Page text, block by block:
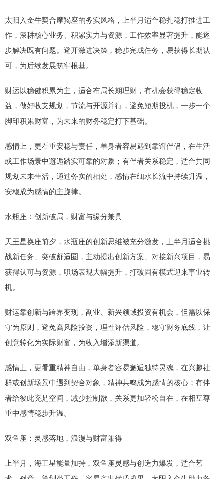
太阳入金牛契合摩羯座的务实风格，上半月适合稳扎稳打推进工
作，深耕核心业务、积累实力与资源，工作效率显著提升，能逐
步解决既有问题。避开激进决策，稳步完成任务，易获得长期认
可，为后续发展筑牢根基。
财运以稳健积累为主，适合布局长期理财，有机会获得稳定收
益，做好收支规划，节流与开源并行，避免短期投机，一步一个
脚印积累财富，为未来的财务稳定打下基础。
感情上，更看重安稳与责任，单身者容易遇到靠谱伴侣，在生活
或工作场景中邂逅踏实可靠的对象；有伴者关系稳定，适合共同
规划未来生活，通过务实的相处，感情在细水长流中持续升温，
安稳成为感情的主旋律。
水瓶座：创新破局，财富与缘分兼具
天王星换座前夕，水瓶座的创新思维被充分激发，上半月适合挑
战新任务、突破舒适圈，主动提出创新方案、对接新兴项目，易
获得认可与资源，职场表现大幅提升，打破固有模式迎来事业转
机。
财运靠创新与跨界变现，副业、新兴领域投资有机会，但需以保
守为原则，避免高风险投资，理性评估风险，稳守财务底线，让
创意转化为实际财富，为收入增添新渠道。
感情上，更看重精神自由，单身者容易邂逅独特灵魂，在兴趣社
群或创新场景中遇到契合对象，精神共鸣成为感情的核心；有伴
者给彼此充足空间，减少控制欲，关系更加轻松自在，在相互尊
重中感情稳步升温。
双鱼座：灵感落地，浪漫与财富兼得
上半月，海王星能量加持，双鱼座灵感与创造力爆发，适合艺